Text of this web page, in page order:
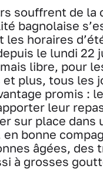
souffrent de la
bagnolaise
les horaires
le lundi 22
libre, pour
et plus, tous les
promis :
leur
sur place dans
bonne
âgées, des
à grosses